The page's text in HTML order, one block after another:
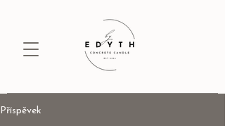
Příspěvek